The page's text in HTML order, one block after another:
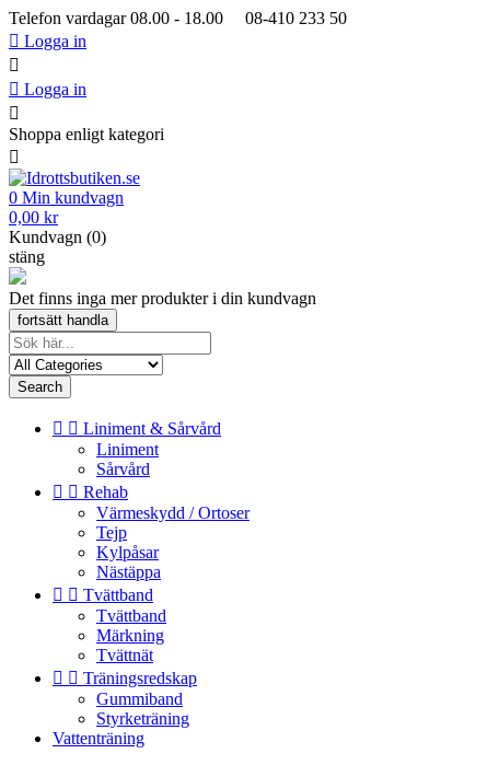
Telefon vardagar 08.00 - 18.00 08-410 233 50
 Logga in

 Logga in

Shoppa enligt kategori

0 Min kundvagn
0,00 kr
Kundvagn (0)
stäng
Det finns inga mer produkter i din kundvagn
fortsätt handla
Search
  Liniment & Sårvård
Liniment
Sårvård
  Rehab
Värmeskydd / Ortoser
Tejp
Kylpåsar
Nästäppa
  Tvättband
Tvättband
Märkning
Tvättnät
  Träningsredskap
Gummiband
Styrketräning
Vattenträning